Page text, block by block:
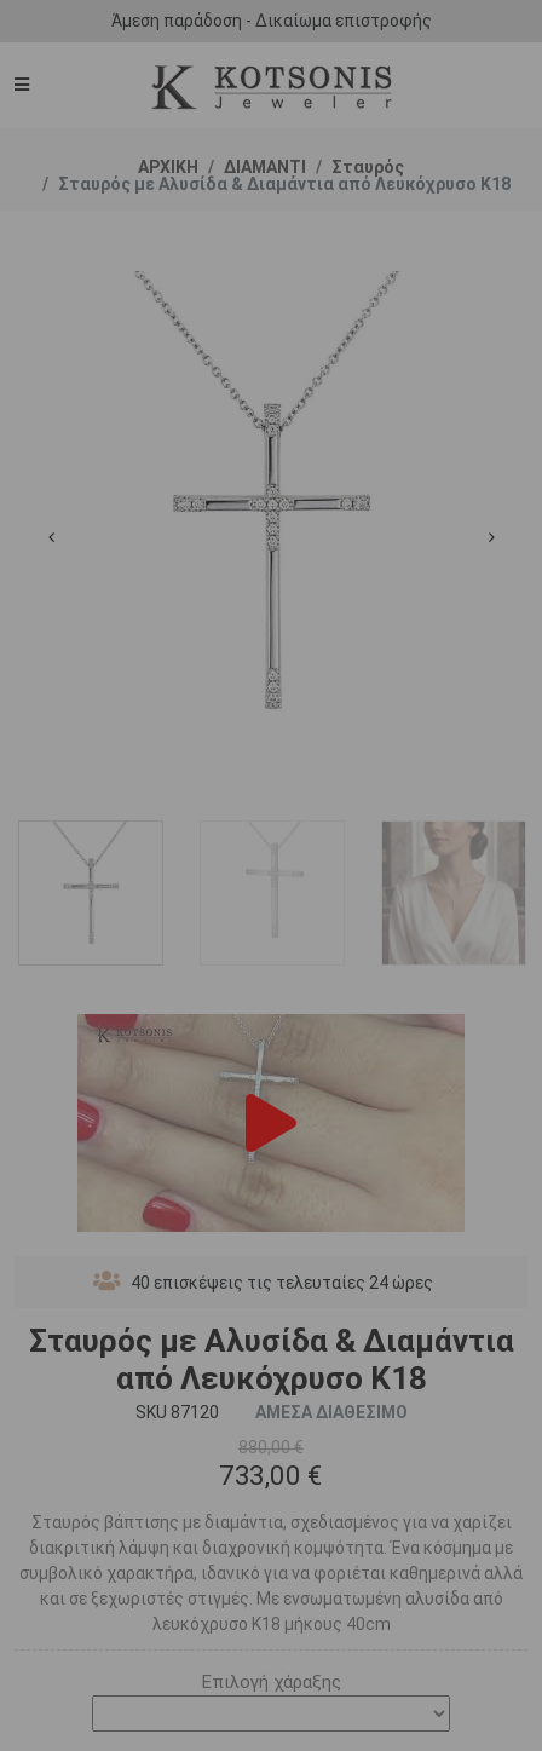
Άμεση παράδοση - Δικαίωμα επιστροφής
ΑΡΧΙΚΗ ΔΙΑΜΑΝΤΙ
Σταυρός
Σταυρός με Αλυσίδα & Διαμάντια από Λευκόχρυσο K18
40 επισκέψεις τις τελευταίες 24 ώρες
Σταυρός με Αλυσίδα & Διαμάντια
από Λευκόχρυσο K18
SKU 87120
ΑΜΕΣΑ ΔΙΑΘΕΣΙΜΟ
880,00 €
733,00 €
Σταυρός βάπτισης με διαμάντια, σχεδιασμένος για να χαρίζει
διακριτική λάμψη και διαχρονική κομψότητα. Ένα κόσμημα με
συμβολικό χαρακτήρα, ιδανικό για να φοριέται καθημερινά αλλά
και σε ξεχωριστές στιγμές. Με ενσωματωμένη αλυσίδα από
λευκόχρυσο Κ18 μήκους 40cm
Επιλογή χάραξης